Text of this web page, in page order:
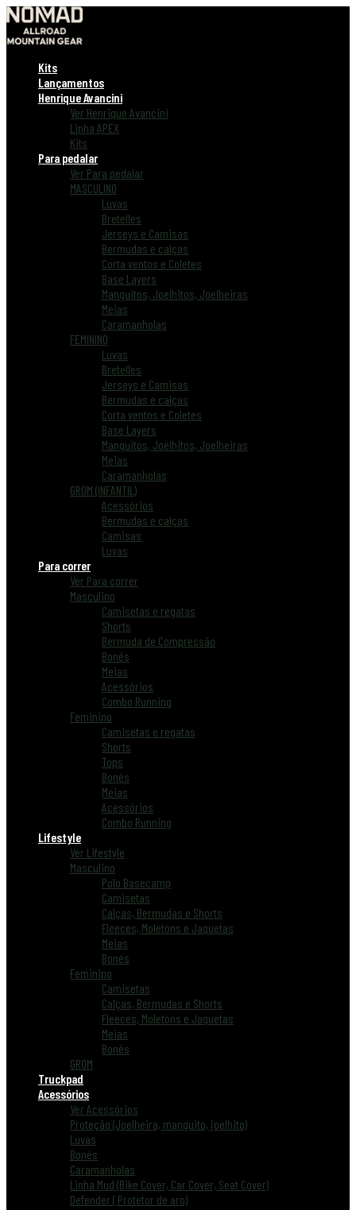
Kits
Lançamentos
Henrique Avancini
Ver Henrique Avancini
Linha APEX
Kits
Para pedalar
Ver Para pedalar
MASCULINO
Luvas
Bretelles
Jerseys e Camisas
Bermudas e calças
Corta ventos e Coletes
Base Layers
Manguitos, Joelhitos, Joelheiras
Meias
Caramanholas
FEMININO
Luvas
Bretelles
Jerseys e Camisas
Bermudas e calças
Corta ventos e Coletes
Base Layers
Manguitos, Joelhitos, Joelheiras
Meias
Caramanholas
GROM (INFANTIL)
Acessórios
Bermudas e calças
Camisas
Luvas
Para correr
Ver Para correr
Masculino
Camisetas e regatas
Shorts
Bermuda de Compressão
Bonés
Meias
Acessórios
Combo Running
Feminino
Camisetas e regatas
Shorts
Tops
Bonés
Meias
Acessórios
Combo Running
Lifestyle
Ver Lifestyle
Masculino
Polo Basecamp
Camisetas
Calças, Bermudas e Shorts
Fleeces, Moletons e Jaquetas
Meias
Bonés
Feminino
Camisetas
Calças, Bermudas e Shorts
Fleeces, Moletons e Jaquetas
Meias
Bonés
GROM
Truckpad
Acessórios
Ver Acessórios
Proteção (Joelheira, manguito, joelhito)
Luvas
Bonés
Caramanholas
Linha Mud (Bike Cover, Car Cover, Seat Cover)
Defender ( Protetor de aro)